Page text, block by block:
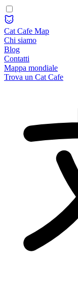
Cat Cafe Map
Chi siamo
Blog
Contatti
Mappa mondiale
Trova un Cat Cafe